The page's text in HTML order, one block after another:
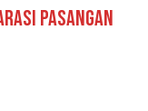
Pasangan